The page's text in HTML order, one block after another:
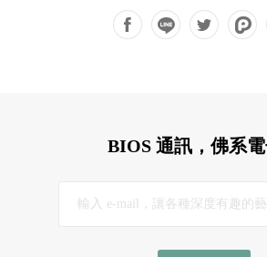
BIOS 通訊，佛系